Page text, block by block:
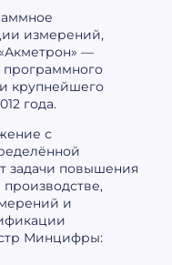
измерений,
—
программного
крупнейшего
года.
с
задачи повышения
производстве,
и
Минцифры: